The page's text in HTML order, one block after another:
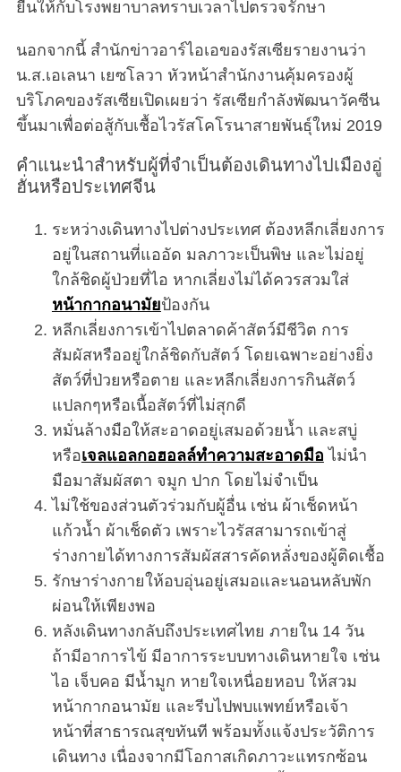
ยื่นให้กับโรงพยาบาลทราบเวลาไปตรวจรักษา
นอกจากนี้ สำนักข่าวอาร์ไอเอของรัสเซียรายงานว่า
น.ส.เอเลนา เยซโลวา หัวหน้าสำนักงานคุ้มครองผู้
บริโภคของรัสเซียเปิดเผยว่า รัสเซียกำลังพัฒนาวัคซีน
ขึ้นมาเพื่อต่อสู้กับเชื้อไวรัสโคโรนาสายพันธุ์ใหม่ 2019
คำแนะนำสำหรับผู้ที่จำเป็นต้องเดินทางไปเมืองอู่
ฮั่นหรือประเทศจีน
ระหว่างเดินทางไปต่างประเทศ ต้องหลีกเลี่ยงการ
อยู่ในสถานที่แออัด มลภาวะเป็นพิษ และไม่อยู่
ใกล้ชิดผู้ป่วยที่ไอ หากเลี่ยงไม่ได้ควรสวมใส่
หน้ากากอนามัยป้องกัน
หลีกเลี่ยงการเข้าไปตลาดค้าสัตว์มีชีวิต การ
สัมผัสหรืออยู่ใกล้ชิดกับสัตว์ โดยเฉพาะอย่างยิ่ง
สัตว์ที่ป่วยหรือตาย และหลีกเลี่ยงการกินสัตว์
แปลกๆหรือเนื้อสัตว์ที่ไม่สุกดี
หมั่นล้างมือให้สะอาดอยู่เสมอด้วยน้ำ และสบู่
หรือเจลแอลกอฮอลล์ทำความสะอาดมือ ไม่นำ
มือมาสัมผัสตา จมูก ปาก โดยไม่จำเป็น
ไม่ใช้ของส่วนตัวร่วมกับผู้อื่น เช่น ผ้าเช็ดหน้า
แก้วน้ำ ผ้าเช็ดตัว เพราะไวรัสสามารถเข้าสู่
ร่างกายได้ทางการสัมผัสสารคัดหลั่งของผู้ติดเชื้อ
รักษาร่างกายให้อบอุ่นอยู่เสมอและนอนหลับพัก
ผ่อนให้เพียงพอ
หลังเดินทางกลับถึงประเทศไทย ภายใน 14 วัน
ถ้ามีอาการไข้ มีอาการระบบทางเดินหายใจ เช่น
ไอ เจ็บคอ มีน้ำมูก หายใจเหนื่อยหอบ ให้สวม
หน้ากากอนามัย และรีบไปพบแพทย์หรือเจ้า
หน้าที่สาธารณสุขทันที พร้อมทั้งแจ้งประวัติการ
เดินทาง เนื่องจากมีโอกาสเกิดภาวะแทรกซ้อน